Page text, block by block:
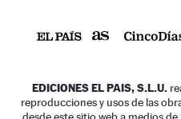
EDICIONES EL PAIS, S.L.U.
reproducciones y usos de las
desde este sitio web a medios